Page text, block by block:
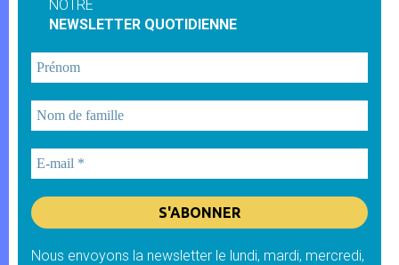
NOTRE
NEWSLETTER QUOTIDIENNE
Nous envoyons la newsletter le lundi, mardi, mercredi,